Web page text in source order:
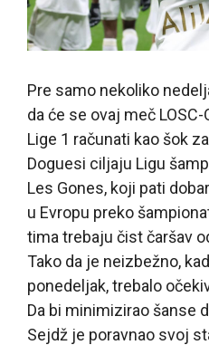
Pre samo nekoliko
da će se ovaj meč
Lige 1 računati kao šok
Doguesi ciljaju Ligu
Les Gones, koji pati
u Evropu preko
tima trebaju čist čaršav
Tako da je neizbežno,
ponedeljak, trebalo
Da bi minimizirao šanse
Sejdž je poravnao svoj